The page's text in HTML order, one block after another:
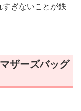
ぎないことが鉄
ザーズバッグ